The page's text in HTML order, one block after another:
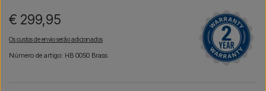
€ 299,95
Os custos de envio serão adicionados
Número de artigo: HB 0050 Brass